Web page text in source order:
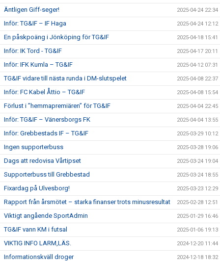
Äntligen Giff-seger! 2025-04-24 22:34
Inför: TG&IF – IF Haga 2025-04-24 12:12
En påskpoäng i Jönköping för TG&IF 2025-04-18 15:41
Inför: IK Tord - TG&IF 2025-04-17 20:11
Inför: IFK Kumla – TG&IF 2025-04-12 07:31
TG&IF vidare till nästa runda i DM-slutspelet 2025-04-08 22:37
Inför: FC Kabel Åttio – TG&IF 2025-04-08 15:54
Förlust i ”hemmapremiären” för TG&IF 2025-04-04 22:45
Inför: TG&IF – Vänersborgs FK 2025-04-04 13:55
Inför: Grebbestads IF – TG&IF 2025-03-29 10:12
Ingen supporterbuss 2025-03-28 19:06
Dags att redovisa Vårtipset 2025-03-24 19:04
Supporterbuss till Grebbestad 2025-03-24 18:55
Fixardag på Ulvesborg! 2025-03-23 12:29
Rapport från årsmötet – starka finanser trots minusresultat 2025-02-28 12:51
Viktigt angående SportAdmin 2025-01-29 16:46
TG&IF vann KM i futsal 2025-01-06 19:13
VIKTIG INFO LARM,LÄS. 2024-12-20 11:44
Informationskväll droger 2024-12-18 18:32